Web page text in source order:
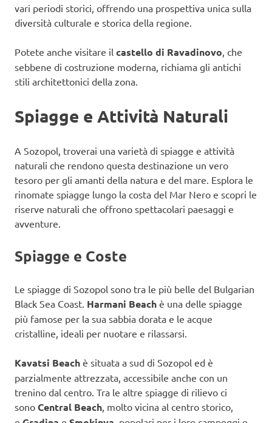
vari periodi storici, offrendo una prospettiva unica sulla
diversità culturale e storica della regione.
Potete anche visitare il castello di Ravadinovo , che
sebbene di costruzione moderna, richiama gli antichi
stili architettonici della zona.
Spiagge e Attività Naturali
A Sozopol, troverai una varietà di spiagge e attività
naturali che rendono questa destinazione un vero
tesoro per gli amanti della natura e del mare. Esplora le
rinomate spiagge lungo la costa del Mar Nero e scopri le
riserve naturali che offrono spettacolari paesaggi e
avventure.
Spiagge e Coste
Le spiagge di Sozopol sono tra le più belle del Bulgarian
Black Sea Coast. Harmani Beach è una delle spiagge
più famose per la sua sabbia dorata e le acque
cristalline, ideali per nuotare e rilassarsi.
Kavatsi Beach è situata a sud di Sozopol ed è
parzialmente attrezzata, accessibile anche con un
trenino dal centro. Tra le altre spiagge di rilievo ci
sono Central Beach , molto vicina al centro storico,